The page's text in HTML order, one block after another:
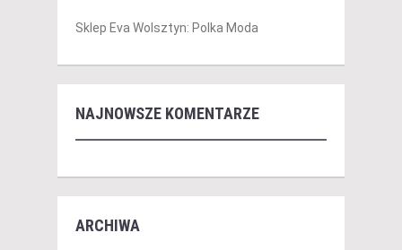
Sklep Eva Wolsztyn: Polka Moda
NAJNOWSZE KOMENTARZE
ARCHIWA